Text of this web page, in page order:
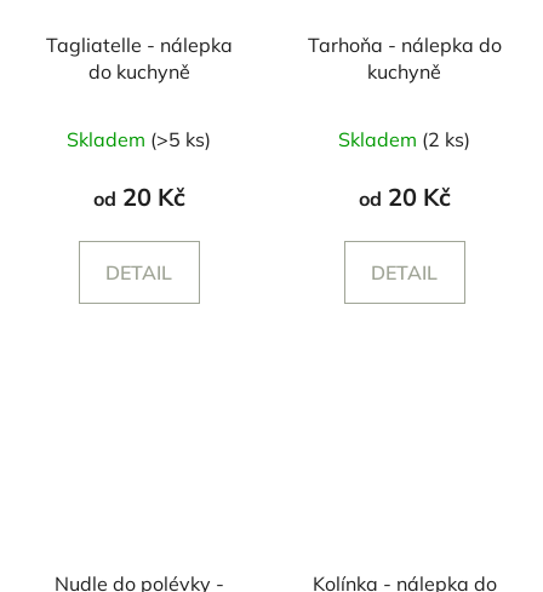
Tagliatelle - nálepka
do kuchyně
Skladem (>5 ks)
od 20 Kč
DETAIL
Tarhoňa - nálepka do
kuchyně
Skladem (2 ks)
od 20 Kč
DETAIL
Nudle do polévky -
Kolínka - nálepka do